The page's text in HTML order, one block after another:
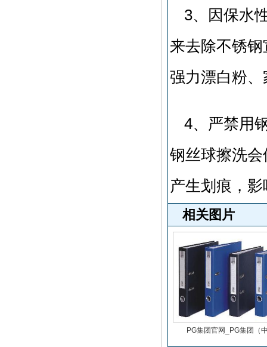
3、因保水
来去除不锈
强力漂白粉
4、严禁用
钢丝球擦洗
产生划痕，
相关图片
PG集团官网_PG集团（